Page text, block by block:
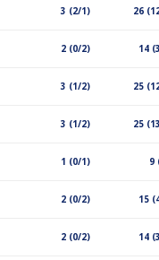
3 (2/1) 26
2 (0/2) 14
3 (1/2) 25
3 (1/2) 25
1 (0/1) 9
2 (0/2) 15
2 (0/2) 14